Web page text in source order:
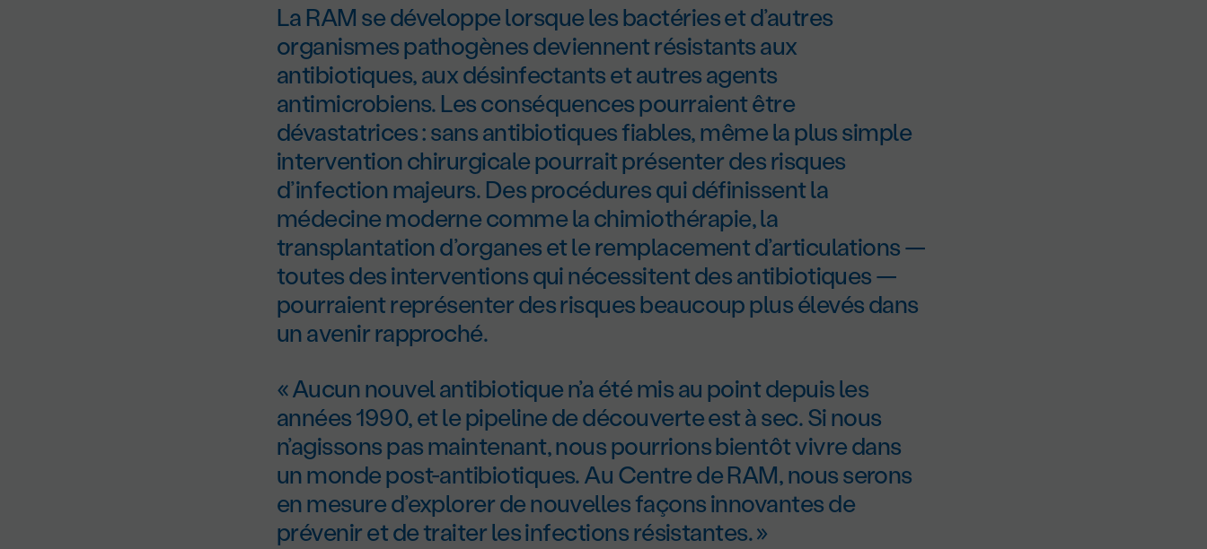
La RAM se développe lorsque les bactéries et d’autres
organismes pathogènes deviennent résistants aux
antibiotiques, aux désinfectants et autres agents
antimicrobiens. Les conséquences pourraient être
dévastatrices : sans antibiotiques fiables, même la plus simple
intervention chirurgicale pourrait présenter des risques
d’infection majeurs. Des procédures qui définissent la
médecine moderne comme la chimiothérapie, la
transplantation d’organes et le remplacement d’articulations —
toutes des interventions qui nécessitent des antibiotiques —
pourraient représenter des risques beaucoup plus élevés dans
un avenir rapproché.
« Aucun nouvel antibiotique n’a été mis au point depuis les
années 1990, et le pipeline de découverte est à sec. Si nous
n’agissons pas maintenant, nous pourrions bientôt vivre dans
un monde post-antibiotiques. Au Centre de RAM, nous serons
en mesure d’explorer de nouvelles façons innovantes de
prévenir et de traiter les infections résistantes. »